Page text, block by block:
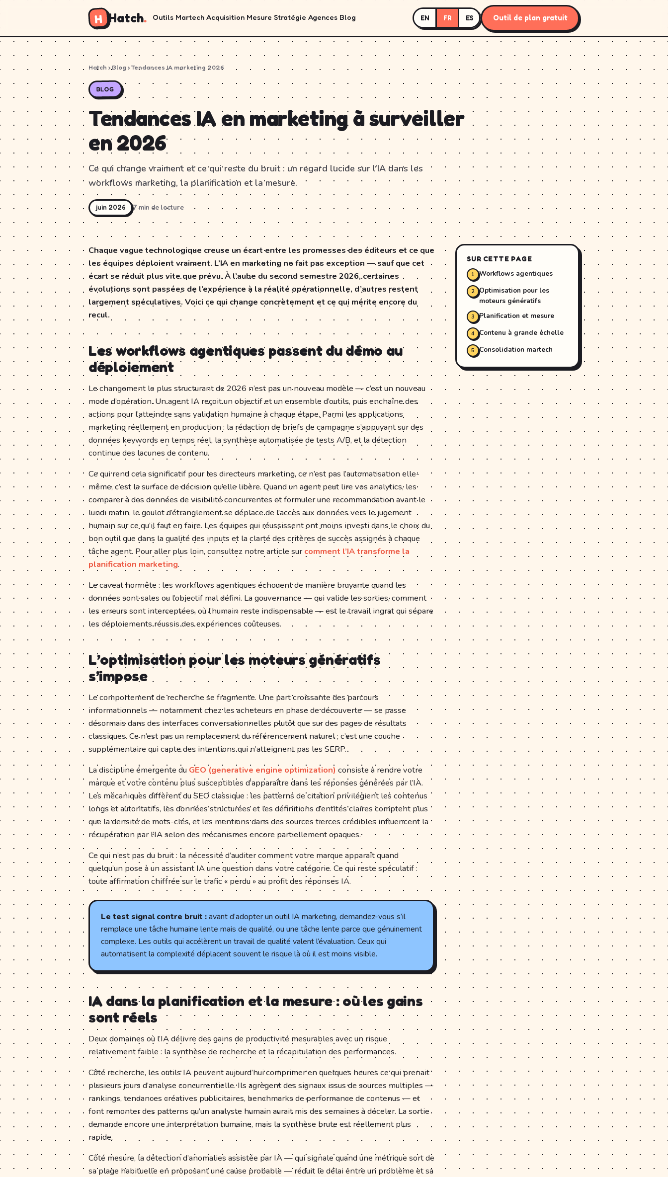
H Hatch. Outils Martech Acquisition Mesure Stratégie Agences Blog EN FR ES Outil de plan gratuit
Hatch › Blog › Tendances IA marketing 2026
BLOG
Tendances IA en marketing à surveiller
en 2026
Ce qui change vraiment et ce qui reste du bruit : un regard lucide sur l’IA dans les
workflows marketing, la planification et la mesure.
juin 2026 7 min de lecture
Chaque vague technologique creuse un écart entre les promesses des éditeurs et ce que
les équipes déploient vraiment. L’IA en marketing ne fait pas exception — sauf que cet
écart se réduit plus vite que prévu. À l’aube du second semestre 2026, certaines
évolutions sont passées de l’expérience à la réalité opérationnelle, d’autres restent
largement spéculatives. Voici ce qui change concrètement et ce qui mérite encore du
recul.
Les workflows agentiques passent du démo au
déploiement
Le changement le plus structurant de 2026 n’est pas un nouveau modèle — c’est un nouveau
mode d’opération. Un agent IA reçoit un objectif et un ensemble d’outils, puis enchaîne des
actions pour l’atteindre sans validation humaine à chaque étape. Parmi les applications
marketing réellement en production : la rédaction de briefs de campagne s’appuyant sur des
données keywords en temps réel, la synthèse automatisée de tests A/B, et la détection
continue des lacunes de contenu.
Ce qui rend cela significatif pour les directeurs marketing, ce n’est pas l’automatisation elle-
même, c’est la surface de décision qu’elle libère. Quand un agent peut lire vos analytics, les
comparer à des données de visibilité concurrentes et formuler une recommandation avant le
lundi matin, le goulot d’étranglement se déplace de l’accès aux données vers le jugement
humain sur ce qu’il faut en faire. Les équipes qui réussissent ont moins investi dans le choix du
bon outil que dans la qualité des inputs et la clarté des critères de succès assignés à chaque
tâche agent. Pour aller plus loin, consultez notre article surcomment l’IA transforme la
planification marketing.
Le caveat honnête : les workflows agentiques échouent de manière bruyante quand les
données sont sales ou l’objectif mal défini. La gouvernance — qui valide les sorties, comment
les erreurs sont interceptées, où l’humain reste indispensable — est le travail ingrat qui sépare
les déploiements réussis des expériences coûteuses.
L’optimisation pour les moteurs génératifs
s’impose
Le comportement de recherche se fragmente. Une part croissante des parcours
informationnels — notamment chez les acheteurs en phase de découverte — se passe
désormais dans des interfaces conversationnelles plutôt que sur des pages de résultats
classiques. Ce n’est pas un remplacement du référencement naturel ; c’est une couche
supplémentaire qui capte des intentions qui n’atteignent pas les SERP.
La discipline émergente du GEO (generative engine optimization) consiste à rendre votre
marque et votre contenu plus susceptibles d’apparaître dans les réponses générées par l’IA.
Les mécaniques diffèrent du SEO classique : les patterns de citation privilégient les contenus
longs et autoritatifs, les données structurées et les définitions d’entités claires comptent plus
que la densité de mots-clés, et les mentions dans des sources tierces crédibles influencent la
récupération par l’IA selon des mécanismes encore partiellement opaques.
Ce qui n’est pas du bruit : la nécessité d’auditer comment votre marque apparaît quand
quelqu’un pose à un assistant IA une question dans votre catégorie. Ce qui reste spéculatif :
toute affirmation chiffrée sur le trafic « perdu » au profit des réponses IA.
Le test signal contre bruit :avant d’adopter un outil IA marketing, demandez-vous s’il
remplace une tâche humaine lente mais de qualité, ou une tâche lente parce que génuinement
complexe. Les outils qui accélèrent un travail de qualité valent l’évaluation. Ceux qui
automatisent la complexité déplacent souvent le risque là où il est moins visible.
IA dans la planification et la mesure : où les gains
sont réels
Deux domaines où l’IA délivre des gains de productivité mesurables avec un risque
relativement faible : la synthèse de recherche et la récapitulation des performances.
Côté recherche, les outils IA peuvent aujourd’hui comprimer en quelques heures ce qui prenait
plusieurs jours d’analyse concurrentielle. Ils agrègent des signaux issus de sources multiples —
rankings, tendances créatives publicitaires, benchmarks de performance de contenus — et
font remonter des patterns qu’un analyste humain aurait mis des semaines à déceler. La sortie
demande encore une interprétation humaine, mais la synthèse brute est réellement plus
rapide.
Côté mesure, la détection d’anomalies assistée par IA — qui signale quand une métrique sort de
sa plage habituelle en proposant une cause probable — réduit le délai entre un problème et sa
SUR CETTE PAGE
Workflows agentiques
Optimisation pour les
moteurs génératifs
Planification et mesure
Contenu à grande échelle
Consolidation martech